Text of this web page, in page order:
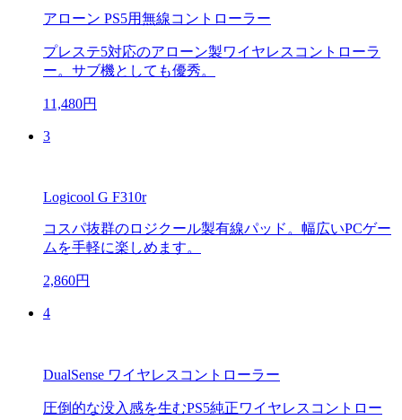
アローン PS5用無線コントローラー
プレステ5対応のアローン製ワイヤレスコントローラ
ー。サブ機としても優秀。
11,480円
3
Logicool G F310r
コスパ抜群のロジクール製有線パッド。幅広いPCゲー
ムを手軽に楽しめます。
2,860円
4
DualSense ワイヤレスコントローラー
圧倒的な没入感を生むPS5純正ワイヤレスコントロー